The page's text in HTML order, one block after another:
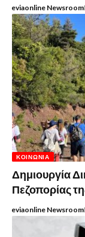
eviaonline Newsroom
ΚΟΙΝΩΝΊΑ
Δημιουργία
Πεζοπορίας
eviaonline Newsroom